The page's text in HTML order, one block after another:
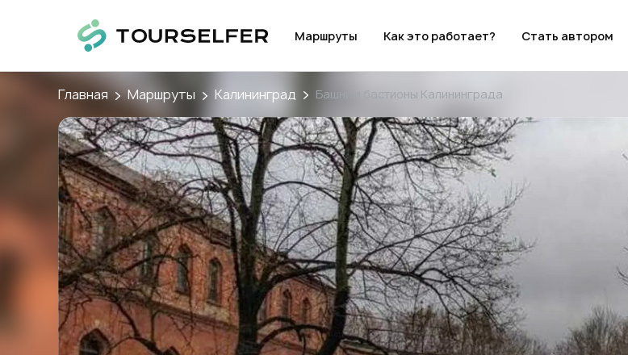
Маршруты Как это работает? Стать автором
Главная Маршруты Калининград Башни и бастионы Калининграда